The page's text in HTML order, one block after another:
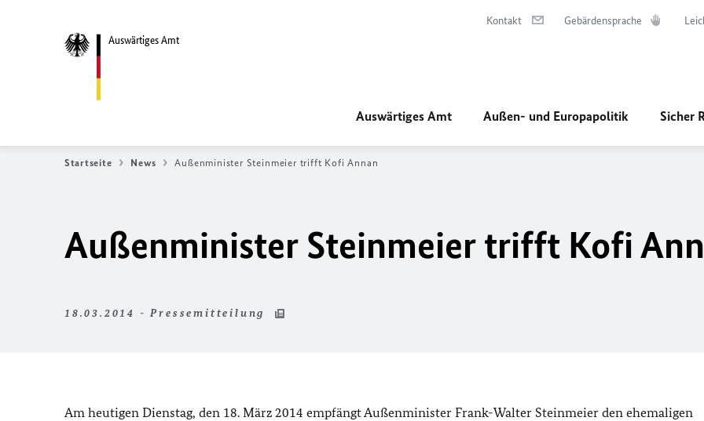
Auswärtiges Amt
Kontakt Gebärdensprache
Auswärtiges Amt Außen- und Europapolitik Sicher
Startseite News Außenminister Steinmeier trifft Kofi Annan
Außenminister Steinmeier trifft Kofi
18.03.2014 - Pressemitteilung
Am heutigen Dienstag, den 18. März 2014 empfängt Außenminister Frank-Walter Steinmeier den ehemaligen